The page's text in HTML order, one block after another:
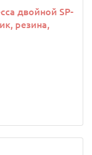
двойной SP-
резина,